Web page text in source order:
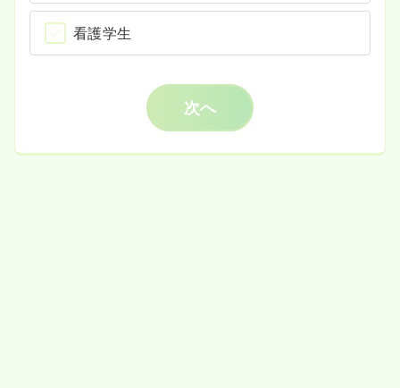
看護学生
次へ